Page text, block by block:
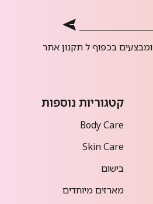
בכפוף לתקנון אתר
קטגוריות נוספות
Body Care
Skin Care
בישום
מארזים מיוחדים